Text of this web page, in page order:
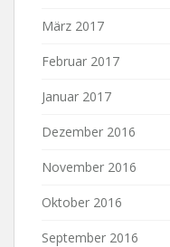
März 2017
Februar 2017
Januar 2017
Dezember 2016
November 2016
Oktober 2016
September 2016